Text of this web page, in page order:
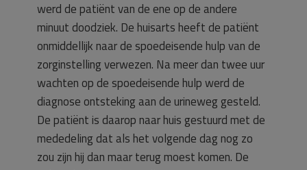
werd de patiënt van de ene op de andere
minuut doodziek. De huisarts heeft de patiënt
onmiddellijk naar de spoedeisende hulp van de
zorginstelling verwezen. Na meer dan twee uur
wachten op de spoedeisende hulp werd de
diagnose ontsteking aan de urineweg gesteld.
De patiënt is daarop naar huis gestuurd met de
mededeling dat als het volgende dag nog zo
zou zijn hij dan maar terug moest komen. De